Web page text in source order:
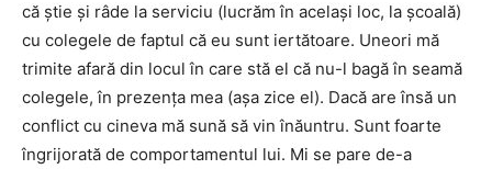
că știe și râde la serviciu (lucrăm în același loc, la școală)
cu colegele de faptul că eu sunt iertătoare. Uneori mă
trimite afară din locul în care stă el că nu-l bagă în seamă
colegele, în prezența mea (așa zice el). Dacă are însă un
conflict cu cineva mă sună să vin înăuntru. Sunt foarte
îngrijorată de comportamentul lui. Mi se pare de-a